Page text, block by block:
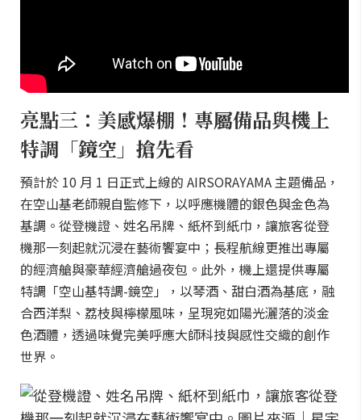
亮點三：美感爆棚！專屬備品與機上
特調「鏡空」搶先看
預計於 10 月 1 日正式上線的 AIRSORAYAMA 主題備品，
在空山基老師親自監修下，以呼應機體的銀色與金色為
基調。從登機證、姓名吊牌、紙杯到紙巾，讓旅客從登
機那一刻起就沉浸在藝術饗宴中；長程航線更推出專屬
的經濟艙與豪華經濟艙過夜包。此外，機上還提供專屬
特調「空山基特調-鏡空」，以琴酒、甜白酒為基底，融
合西洋梨、荔枝與檸檬風味，呈現宛如陽光灑落的淡金
色酒體，透過味覺完美呼應大師科技與感性交織的創作
世界。